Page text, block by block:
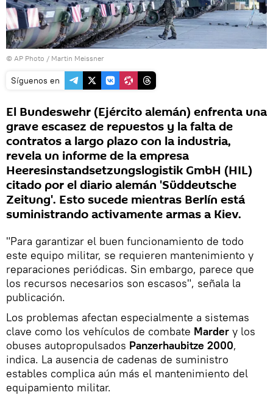
© AP Photo / Martin Meissner
Síguenos en
El Bundeswehr (Ejército alemán) enfrenta una
grave escasez de repuestos y la falta de
contratos a largo plazo con la industria,
revela un informe de la empresa
Heeresinstandsetzungslogistik GmbH (HIL)
citado por el diario alemán 'Süddeutsche
Zeitung'. Esto sucede mientras Berlín está
suministrando activamente armas a Kiev.
"Para garantizar el buen funcionamiento de todo
este equipo militar, se requieren mantenimiento y
reparaciones periódicas. Sin embargo, parece que
los recursos necesarios son escasos", señala la
publicación.
Los problemas afectan especialmente a sistemas
clave como los vehículos de combate Marder y los
obuses autopropulsados Panzerhaubitze 2000,
indica. La ausencia de cadenas de suministro
estables complica aún más el mantenimiento del
equipamiento militar.